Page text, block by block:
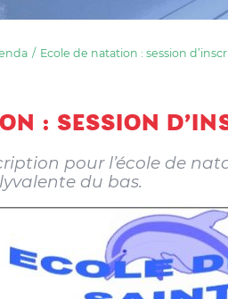
Ecole de natation : session
: SESSION
pour l’école de
du bas.